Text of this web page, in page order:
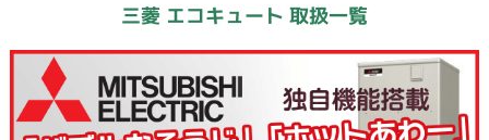
三菱 エコキュート 取扱一覧